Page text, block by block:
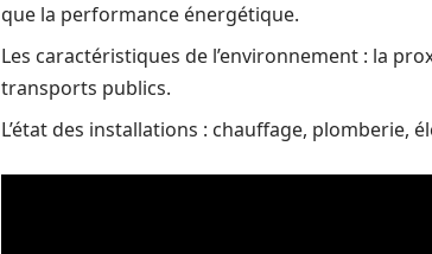
que la performance énergétique.
Les caractéristiques de l’environnement : la
transports publics.
L’état des installations : chauffage, plomberie,